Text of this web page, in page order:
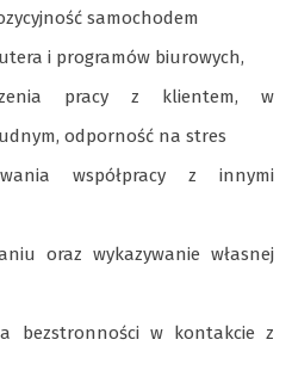
samochodem
i programów biurowych,
pracy z klientem, w
odporność na stres
współpracy z innymi
oraz wykazywanie własnej
bezstronności w kontakcie z